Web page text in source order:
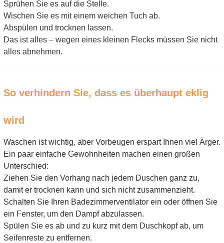
Sprühen Sie es auf die Stelle.
Wischen Sie es mit einem weichen Tuch ab.
Abspülen und trocknen lassen.
Das ist alles – wegen eines kleinen Flecks müssen Sie nicht
alles abnehmen.
So verhindern Sie, dass es überhaupt eklig
wird
Waschen ist wichtig, aber Vorbeugen erspart Ihnen viel Ärger.
Ein paar einfache Gewohnheiten machen einen großen
Unterschied:
Ziehen Sie den Vorhang nach jedem Duschen ganz zu,
damit er trocknen kann und sich nicht zusammenzieht.
Schalten Sie Ihren Badezimmerventilator ein oder öffnen Sie
ein Fenster, um den Dampf abzulassen.
Spülen Sie es ab und zu kurz mit dem Duschkopf ab, um
Seifenreste zu entfernen.